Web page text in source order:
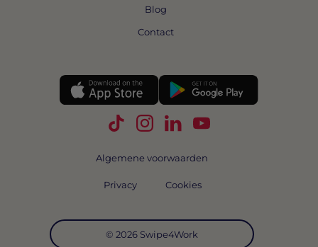
Blog
Contact
Volg Swipe4Work op TikTok
Volg Swipe4Work op
Volg Swipe4Work op
Volg Swipe4Work
© 2026 Swipe4Work
Algemene voorwaarden
Privacy Cookies